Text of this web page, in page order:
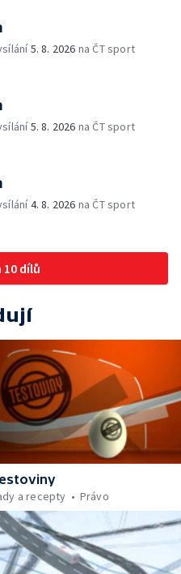
5. 8. 2026 na ČT sport
5. 8. 2026 na ČT sport
4. 8. 2026 na ČT sport
10 dílů
a recepty
Právo